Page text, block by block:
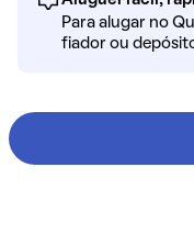
Para alugar no
fiador ou